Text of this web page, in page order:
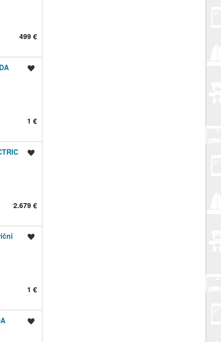
499 €
1 €
2.679 €
1 €